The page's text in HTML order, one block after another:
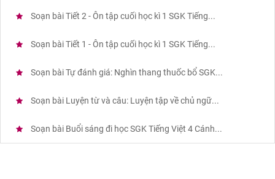
Soạn bài Tiết 2 - Ôn tập cuối học kì 1 SGK Tiếng...
Soạn bài Tiết 1 - Ôn tập cuối học kì 1 SGK Tiếng...
Soạn bài Tự đánh giá: Nghìn thang thuốc bổ SGK...
Soạn bài Luyện từ và câu: Luyện tập về chủ ngữ...
Soạn bài Buổi sáng đi học SGK Tiếng Việt 4 Cánh...